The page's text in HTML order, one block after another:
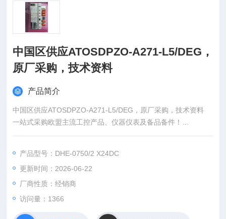
中国区供应ATOSDPZO-A271-L5/DEG，
原厂采购，技术资料
产品简介
中国区供应ATOSDPZO-A271-L5/DEG，原厂采购，技术资料
一站式采购欧盟主流工控产品、仪器仪表及备品备件！
（总部德国，源头采购，一手货源）
：（24小时在线）
（Z满意的价格）
：www@
产品型号：DHE-0750/2 X24DC
更新时间：2026-06-22
厂商性质：经销商
访问量：1366